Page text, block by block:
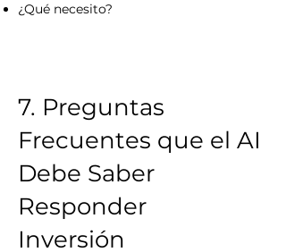
¿Qué necesito?
7. Preguntas
Frecuentes que el AI
Debe Saber
Responder
Inversión